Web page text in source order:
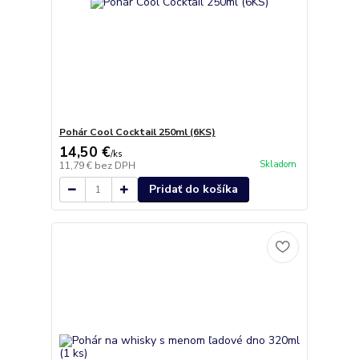
Pohár Cool Cocktail 250ml (6KS)
14,50 €/ks
11,79 € bez DPH Skladom
Pridať do košíka